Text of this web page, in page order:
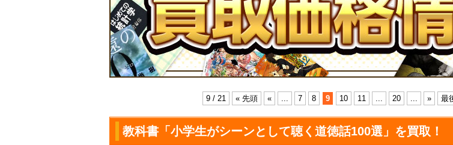
9 / 21 « 先頭 « ... 7 8 9 10 11 ... 20 ... » 最
教科書「小学生がシーンとして聴く道徳話100選」を買取！